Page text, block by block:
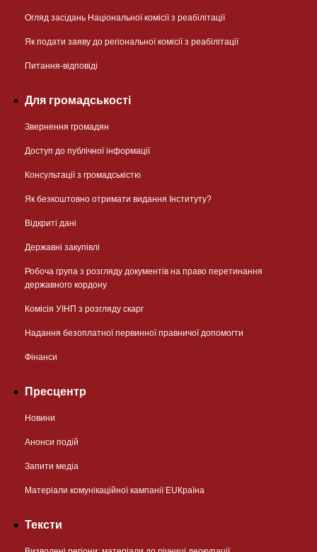
Огляд засідань Національної комісії з реабілітації
Як подати заяву до регіональної комісії з реабілітації
Питання-відповіді
Для громадськості
Звернення громадян
Доступ до публічної інформації
Консультації з громадськістю
Як безкоштовно отримати видання Інституту?
Відкриті дані
Державні закупівлі
Робоча група з розгляду документів на право перетинання
державного кордону
Комісія УІНП з розгляду скарг
Надання безоплатної первинної правничої допомогти
Фінанси
Пресцентр
Новини
Анонси подій
Запити медіа
Матеріали комунікаційної кампанії EUКраїна
Тексти